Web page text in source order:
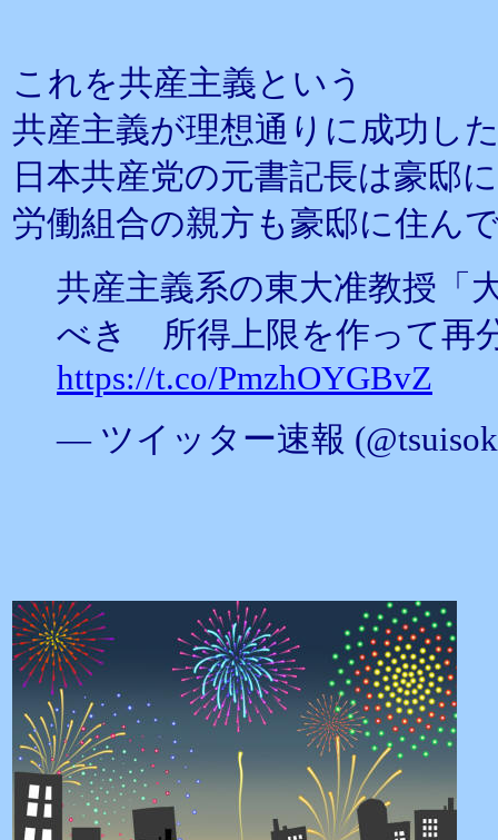
これを共産主義という
共産主義が理想通りに成功し
日本共産党の元書記長は豪邸
労働組合の親方も豪邸に住ん
共産主義系の東大准教授「
べき 所得上限を作って
https://t.co/PmzhOYGBvZ
— ツイッター速報